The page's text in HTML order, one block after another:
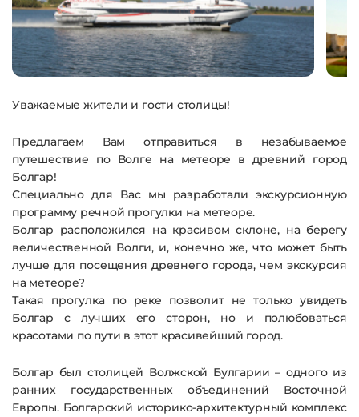
Уважаемые жители и гости столицы!
Предлагаем Вам отправиться в незабываемое
путешествие по Волге на метеоре в древний город
Болгар!
Специально для Вас мы разработали экскурсионную
программу речной прогулки на метеоре.
Болгар расположился на красивом склоне, на берегу
величественной Волги, и, конечно же, что может быть
лучше для посещения древнего города, чем экскурсия
на метеоре?
Такая прогулка по реке позволит не только увидеть
Болгар с лучших его сторон, но и полюбоваться
красотами по пути в этот красивейший город.
Болгар был столицей Волжской Булгарии – одного из
ранних государственных объединений Восточной
Европы. Болгарский историко-архитектурный комплекс